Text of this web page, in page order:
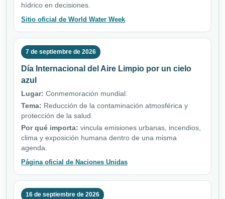
hídrico en decisiones.
Sitio oficial de World Water Week
7 de septiembre de 2026
Día Internacional del Aire Limpio por un cielo
azul
Lugar: Conmemoración mundial.
Tema: Reducción de la contaminación atmosférica y
protección de la salud.
Por qué importa: vincula emisiones urbanas, incendios,
clima y exposición humana dentro de una misma
agenda.
Página oficial de Naciones Unidas
16 de septiembre de 2026